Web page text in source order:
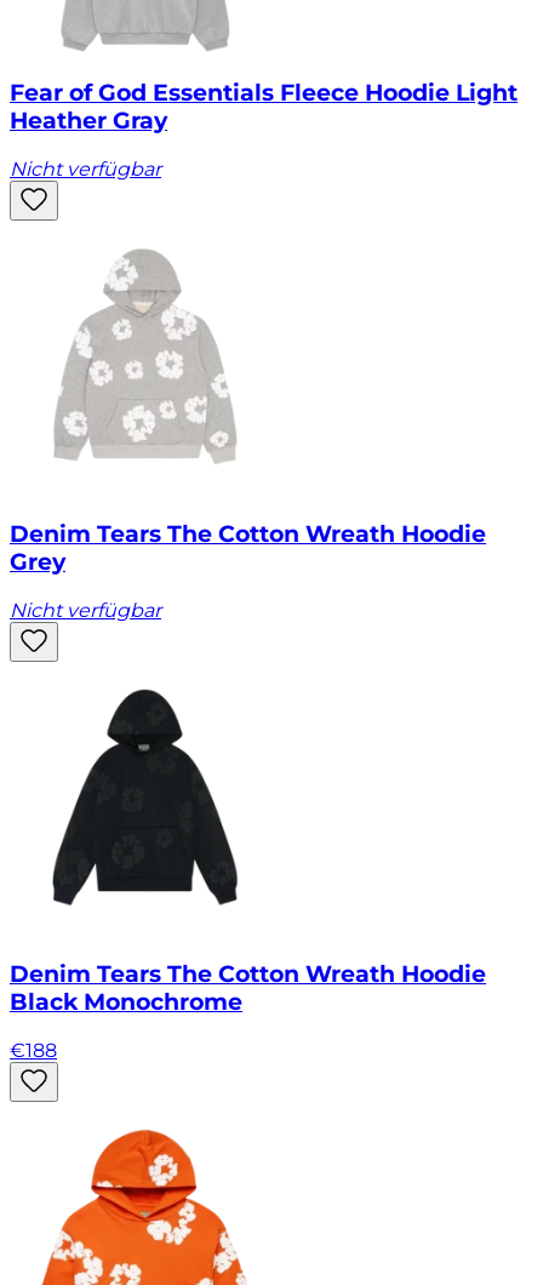
Fear of God Essentials Fleece Hoodie Light
Heather Gray
Nicht verfügbar
Denim Tears The Cotton Wreath Hoodie
Grey
Nicht verfügbar
Denim Tears The Cotton Wreath Hoodie
Black Monochrome
€188